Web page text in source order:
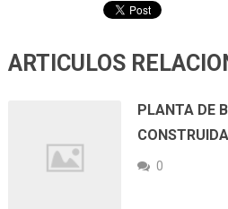
ARTICULOS
PLANTA DE
0